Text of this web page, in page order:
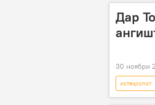
Дар
30 ноябри
истеҳсолот